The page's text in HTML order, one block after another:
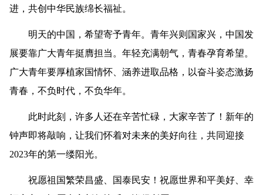
进，共创中华民族绵长福祉。
明天的中国，希望寄予青年。青年兴则国家兴，中国发
展要靠广大青年挺膺担当。年轻充满朝气，青春孕育希望。
广大青年要厚植家国情怀、涵养进取品格，以奋斗姿态激扬
青春，不负时代，不负华年。
此时此刻，许多人还在辛苦忙碌，大家辛苦了！新年的
钟声即将敲响，让我们怀着对未来的美好向往，共同迎接
2023年的第一缕阳光。
祝愿祖国繁荣昌盛、国泰民安！祝愿世界和平美好、幸